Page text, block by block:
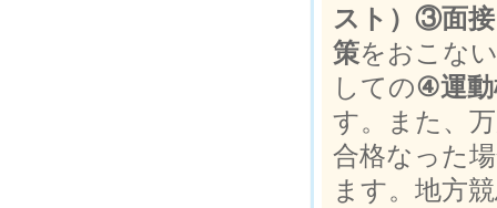
スト）③面
策をおこな
しての④運動
す。また、
合格なった
ます。地方